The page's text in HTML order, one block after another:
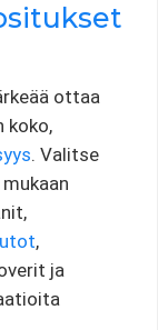
ottaa
koko,
. Valitse
,
ja